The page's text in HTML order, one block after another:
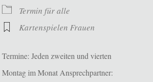
Termin für alle
Kartenspielen Frauen
Termine: Jeden zweiten und vierten
Montag im Monat Ansprechpartner: